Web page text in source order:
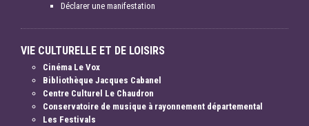
Déclarer une manifestation
VIE CULTURELLE ET DE LOISIRS
Cinéma Le Vox
Bibliothèque Jacques Cabanel
Centre Culturel Le Chaudron
Conservatoire de musique à rayonnement départemental
Les Festivals